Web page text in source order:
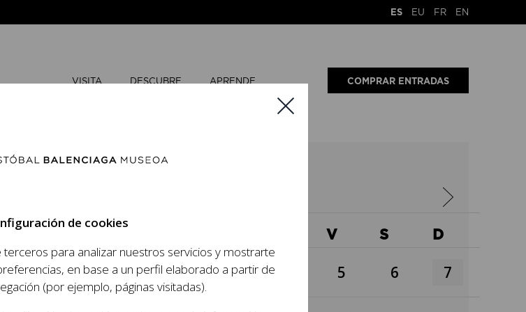
ES EU FR EN
VISITA DESCUBRE APRENDE COMPRAR ENTRADAS
V S D
1 2 3 5 6 7
de cookies
para analizar nuestros servicios y mostrarte
en base a un perfil elaborado a partir de
(por ejemplo, páginas visitadas).